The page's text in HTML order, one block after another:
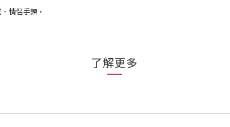
情侶手鍊，
了解更多